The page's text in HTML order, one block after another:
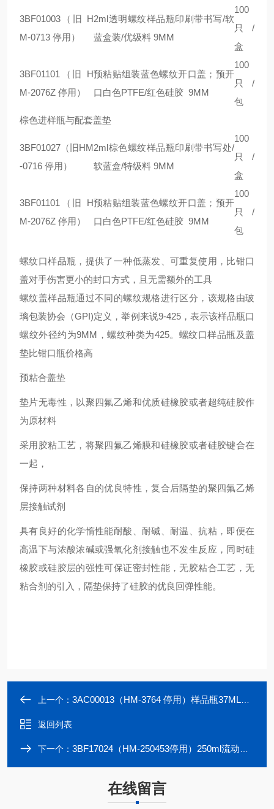
3BF01003（旧 H
M-0713 停用）
2ml透明螺纹样品瓶印刷带书写/软
蓝盒装/优级料 9MM
100
只/
盒
3BF01101（旧 H
M-2076Z 停用）
预粘贴组装蓝色螺纹开口盖；预开
口白色PTFE/红色硅胶 9MM
100
只/
包
棕色进样瓶与配套盖垫
3BF01027（旧HM
-0716 停用）
2ml棕色螺纹样品瓶印刷带书写处/
软蓝盒/特级料 9MM
100
只/
盒
3BF01101（旧 H
M-2076Z 停用）
预粘贴组装蓝色螺纹开口盖；预开
口白色PTFE/红色硅胶 9MM
100
只/
包
螺纹口样品瓶，提供了一种低蒸发、可重复使用，比钳口
盖对手伤害更小的封口方式，且无需额外的工具
螺纹盖样品瓶通过不同的螺纹规格进行区分，该规格由玻
璃包装协会（GPI)定义，举例来说9-425，表示该样品瓶口
螺纹外径约为9MM，螺纹种类为425。螺纹口样品瓶及盖
垫比钳口瓶价格高
预粘合盖垫
垫片无毒性，以聚四氟乙烯和优质硅橡胶或者超纯硅胶作
为原材料
采用胶粘工艺，将聚四氟乙烯膜和硅橡胶或者硅胶键合在
一起，
保持两种材料各自的优良特性，复合后隔垫的聚四氟乙烯
层接触试剂
具有良好的化学惰性能耐酸、耐碱、耐温、抗粘，即便在
高温下与浓酸浓碱或强氧化剂接触也不发生反应，同时硅
橡胶或硅胶层的强性可保证密封性能，无胶粘合工艺，无
粘合剂的引入，隔垫保持了硅胶的优良回弹性能。
上一个： 3AC00013（HM-3764 停用）样品瓶37ML透明螺纹广口瓶
返回列表
下一个： 3BF17024（HM-250453停用）250ml流动相溶剂瓶
在线留言